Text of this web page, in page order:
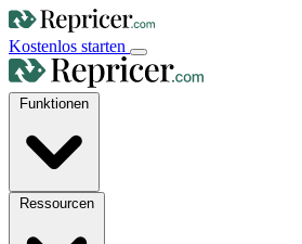
Kostenlos starten